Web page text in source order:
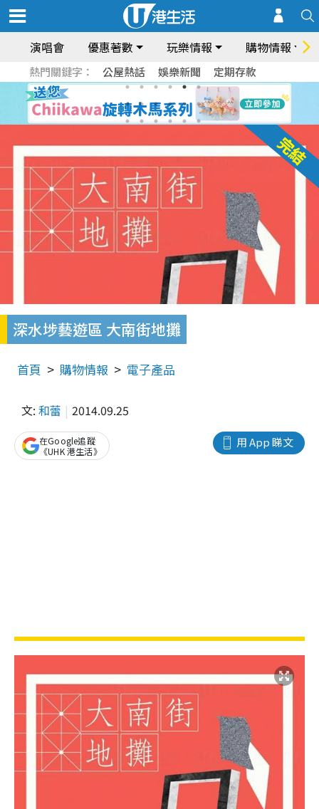
演唱會 優惠著數 玩樂情報 購物情報
熱門關鍵字： 公屋熱話 娛樂新聞 定期存款
深水埗藝遊區 大南街地攤
首頁 購物情報 電子產品
文: 和蕾 2014.09.25
用 App 睇文
在Google追蹤
《UHK 港生活》